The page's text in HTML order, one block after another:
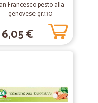
Francesco pesto alla
genovese gr.130
6,05 €